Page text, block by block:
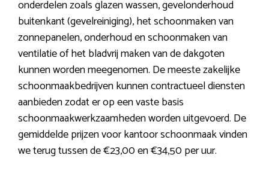
onderdelen zoals glazen wassen, gevelonderhoud
buitenkant (gevelreiniging), het schoonmaken van
zonnepanelen, onderhoud en schoonmaken van
ventilatie of het bladvrij maken van de dakgoten
kunnen worden meegenomen. De meeste zakelijke
schoonmaakbedrijven kunnen contractueel diensten
aanbieden zodat er op een vaste basis
schoonmaakwerkzaamheden worden uitgevoerd. De
gemiddelde prijzen voor kantoor schoonmaak vinden
we terug tussen de €23,00 en €34,50 per uur.